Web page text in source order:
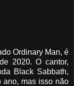
Ordinary Man, é
2020. O cantor,
Black Sabbath,
ano, mas isso não